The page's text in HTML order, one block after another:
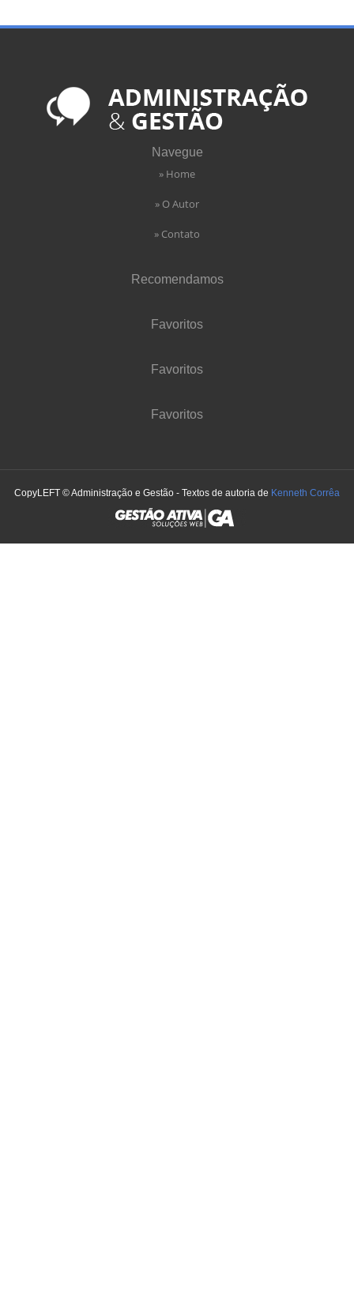
Navegue
» Home
» O Autor
» Contato
Recomendamos
Favoritos
Favoritos
Favoritos
CopyLEFT © Administração e Gestão - Textos de autoria de Kenneth Corrêa